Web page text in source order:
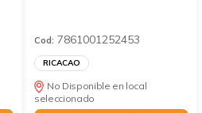
Cod: 7861001252453
RICACAO
No Disponible en local
seleccionado